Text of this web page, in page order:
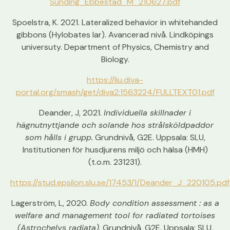
Spoelstra, K. 2021. Lateralized behavior in whitehanded
gibbons (Hylobates lar). Avancerad nivå. Lindköpings
universuty. Department of Physics, Chemistry and
Biology.
https://liu.diva-
portal.org/smash/get/diva2:1563224/FULLTEXT01.pdf
Deander, J, 2021. Individuella skillnader i
hägnutnyttjande och solande hos strålsköldpaddor
som hålls i grupp. Grundnivå, G2E. Uppsala: SLU,
Institutionen för husdjurens miljö och hälsa (HMH)
(t.o.m. 231231).
https://stud.epsilon.slu.se/17453/1/Deander_J_220105.pdf
Lagerström, L, 2020. Body condition assessment : as a
welfare and management tool for radiated tortoises
(Astrochelys radiata). Grundnivå, G2E. Uppsala: SLU,